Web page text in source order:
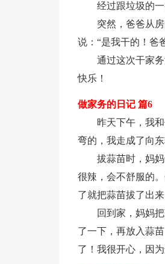
经过跟垃圾的
突然，爸爸从
说：“是我干的！爸
通过这次干家
快乐！
做家务的日记 篇6
昨天下午，我
弯的，我走成了向
拔蒜苗时，妈
很辣，会不舒服的
了就把蒜苗拔了出
回到家，妈妈
了一下，再放入蒜
了！我很开心，因